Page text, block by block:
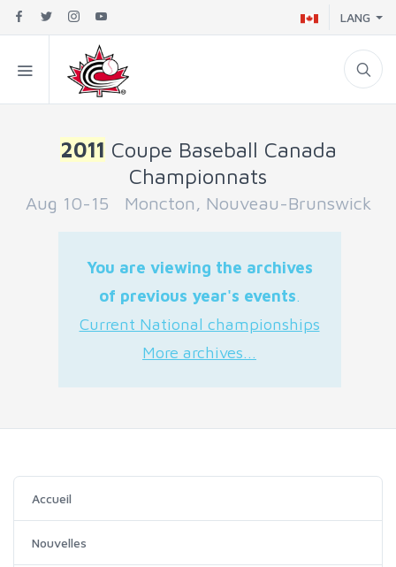
LANG
2011 Coupe Baseball Canada
Championnats
Aug 10-15 Moncton, Nouveau-Brunswick
You are viewing the archives
of previous year's events.
Current National championships
More archives...
Accueil
Nouvelles